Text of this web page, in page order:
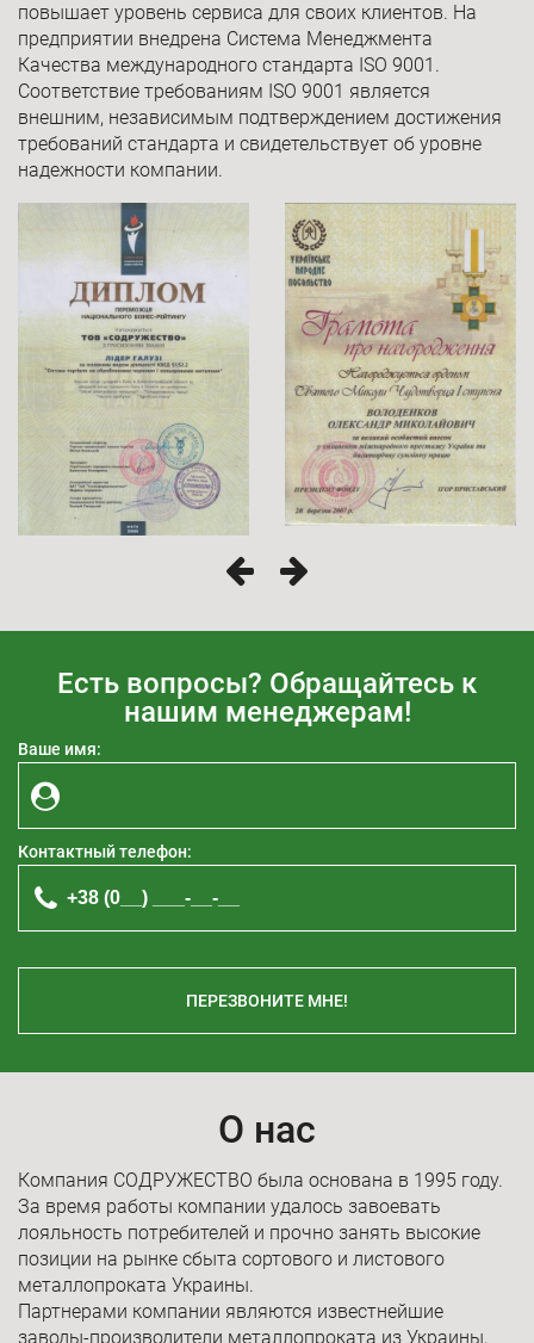
повышает уровень сервиса для своих клиентов. На
предприятии внедрена Система Менеджмента
Качества международного стандарта ISO 9001.
Соответствие требованиям ISO 9001 является
внешним, независимым подтверждением достижения
требований стандарта и свидетельствует об уровне
надежности компании.
Есть вопросы? Обращайтесь к
нашим менеджерам!
Ваше имя:
Контактный телефон:
ПЕРЕЗВОНИТЕ МНЕ!
О нас
Компания СОДРУЖЕСТВО была основана в 1995 году.
За время работы компании удалось завоевать
лояльность потребителей и прочно занять высокие
позиции на рынке сбыта сортового и листового
металлопроката Украины.
Партнерами компании являются известнейшие
заводы-производители металлопроката из Украины,